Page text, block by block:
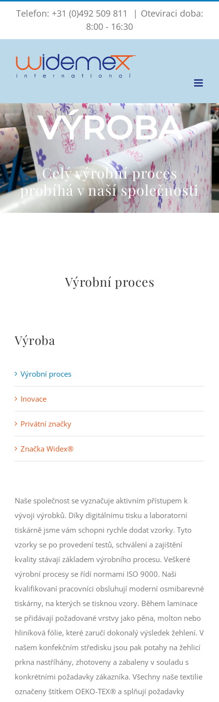
Telefon: +31 (0)492 509 811 | Oteviraci doba:
8:00 - 16:30
VÝROBA
Celý výrobní proces
probíhá v naší společnosti
Výrobní proces
Výroba
Výrobní proces
Inovace
Privátní značky
Značka Widex®
Naše společnost se vyznačuje aktivním přístupem k
vývoji výrobků. Díky digitálnímu tisku a laboratorní
tiskárně jsme vám schopni rychle dodat vzorky. Tyto
vzorky se po provedení testů, schválení a zajištění
kvality stávají základem výrobního procesu. Veškeré
výrobní procesy se řídí normami ISO 9000. Naši
kvalifikovaní pracovníci obsluhují moderní osmibarevné
tiskárny, na kterých se tisknou vzory. Během laminace
se přidávají požadované vrstvy jako pěna, molton nebo
hliníková fólie, které zaručí dokonalý výsledek žehlení. V
našem konfekčním středisku jsou pak potahy na žehlicí
prkna nastříhány, zhotoveny a zabaleny v souladu s
konkrétními požadavky zákazníka. Všechny naše textilie
označeny štítkem OEKO-TEX® a splňují požadavky